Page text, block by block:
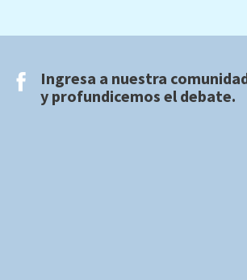
Ingresa a nuestra
y profundicemos el debate.